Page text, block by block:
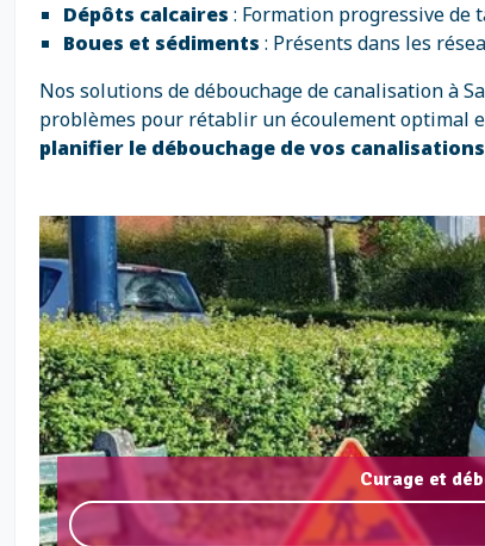
Dépôts calcaires : Formation progressive de
Boues et sédiments : Présents dans les
Nos solutions de débouchage de canalisation à
problèmes pour rétablir un écoulement optimal
planifier le débouchage de vos
Curage et